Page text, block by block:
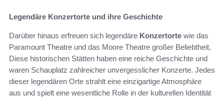
Legendäre Konzertorte und ihre Geschichte
Darüber hinaus erfreuen sich legendäre Konzertorte wie das
Paramount Theatre und das Moore Theatre großer Beliebtheit.
Diese historischen Stätten haben eine reiche Geschichte und
waren Schauplatz zahlreicher unvergesslicher Konzerte. Jedes
dieser legendären Orte strahlt eine einzigartige Atmosphäre
aus und spielt eine wesentliche Rolle in der kulturellen Identität